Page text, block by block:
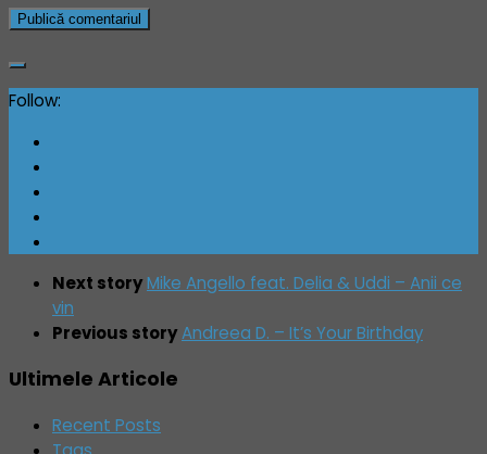
Follow:
Next storyMike Angello feat. Delia & Uddi – Anii ce
vin
Previous storyAndreea D. – It’s Your Birthday
Ultimele Articole
Recent Posts